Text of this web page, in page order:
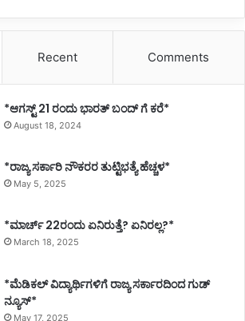
Recent Comments
*ಆಗಸ್ಟ್ 21 ರಂದು ಭಾರತ್‌ ಬಂದ್‌ ಗೆ ಕರೆ*
August 18, 2024
*ರಾಜ್ಯ ಸರ್ಕಾರಿ ನೌಕರರ ತುಟ್ಟಿಭತ್ಯೆ ಹೆಚ್ಚಳ*
May 5, 2025
*ಮಾರ್ಚ್ 22ರಂದು ಏನಿರುತ್ತೆ? ಏನಿರಲ್ಲ?*
March 18, 2025
*ಮೆಡಿಕಲ್ ವಿದ್ಯಾರ್ಥಿಗಳಿಗೆ ರಾಜ್ಯ ಸರ್ಕಾರದಿಂದ ಗುಡ್
ನ್ಯೂಸ್*
May 17, 2025